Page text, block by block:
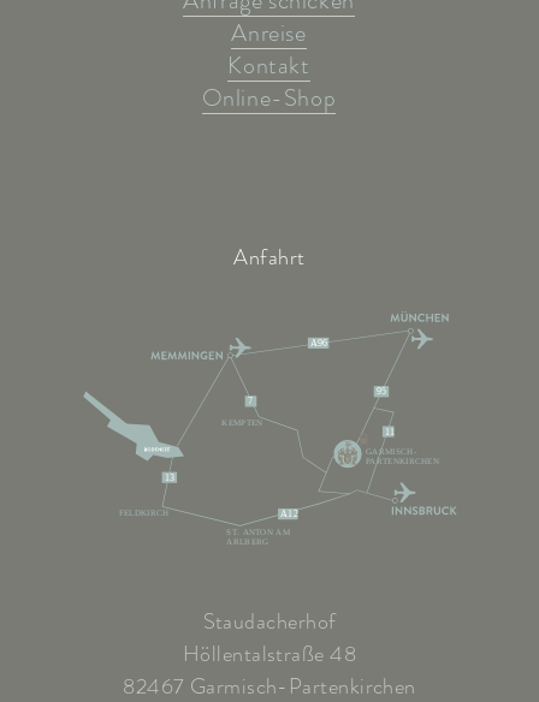
Anreise
Kontakt
Online-Shop
Anfahrt
A96
95
11
7
A12
13
KEMPTEN
ST. ANTON AM
ARLBERG
FELDKIRCH
GARMISCH-
PARTENKIRCHEN
Staudacherhof
Höllentalstraße 48
82467 Garmisch-Partenkirchen